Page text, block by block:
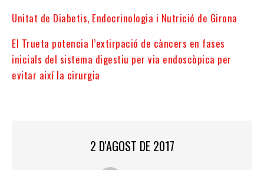
Unitat de Diabetis, Endocrinologia i Nutrició de Girona
El Trueta potencia l’extirpació de càncers en fases
inicials del sistema digestiu per via endoscòpica per
evitar així la cirurgia
2 D'AGOST DE 2017